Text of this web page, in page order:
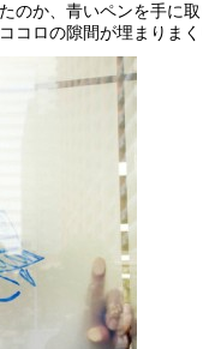
のか、青いペンを手に
コロの隙間が埋まりま